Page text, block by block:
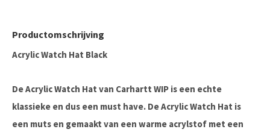
Productomschrijving
Acrylic Watch Hat Black
De Acrylic Watch Hat van Carhartt WIP is een echte
klassieke en dus een must have. De Acrylic Watch Hat is
een muts en gemaakt van een warme acrylstof met een